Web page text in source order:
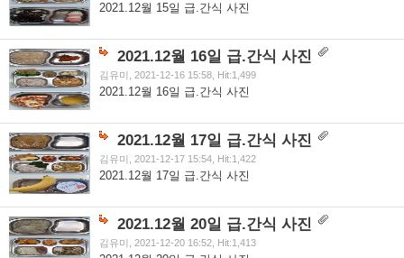
2021.12월 15일 급.간식 사진
2021.12월 16일 급.간식 사진
김유미, 2021-12-16 15:58, Hit:1,499
2021.12월 16일 급.간식 사진
2021.12월 17일 급.간식 사진
김유미, 2021-12-17 15:54, Hit:1,422
2021.12월 17일 급.간식 사진
2021.12월 20일 급.간식 사진
김유미, 2021-12-20 16:52, Hit:1,413